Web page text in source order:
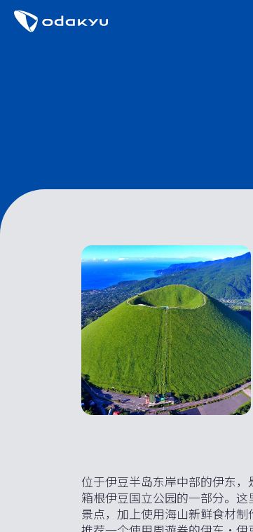
位于伊豆半岛东岸中部的伊东
箱根伊豆国立公园的一部分。
景点，加上使用海山新鲜食材制